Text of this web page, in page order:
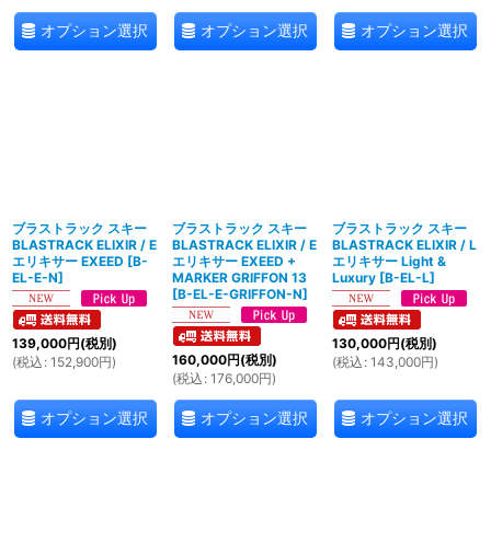
オプション選択 オプション選択 オプション選択
ブラストラック スキー
BLASTRACK ELIXIR / E
エリキサー EXEED [B-
EL-E-N]
139,000円(税別)
(税込 : 152,900円)
オプション選択
ブラストラック スキー
BLASTRACK ELIXIR / E
エリキサー EXEED +
MARKER GRIFFON 13
[B-EL-E-GRIFFON-N]
160,000円(税別)
(税込 : 176,000円)
オプション選択
ブラストラック スキー
BLASTRACK ELIXIR / L
エリキサー Light &
Luxury [B-EL-L]
130,000円(税別)
(税込 : 143,000円)
オプション選択